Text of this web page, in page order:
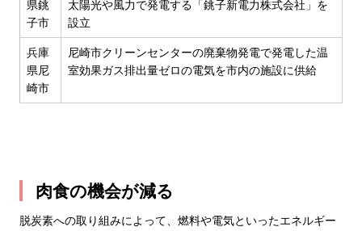
県銚
子市
太陽光や風力で発電する「銚子新電力株式会社」を
設立
兵庫
県尼
崎市
尼崎市クリーンセンターの廃棄物発電で発電した温
室効果ガス排出量ゼロの電気を市内の施設に供給
肉食の機会が減る
脱炭素への取り組みによって、燃料や電気といったエネルギー